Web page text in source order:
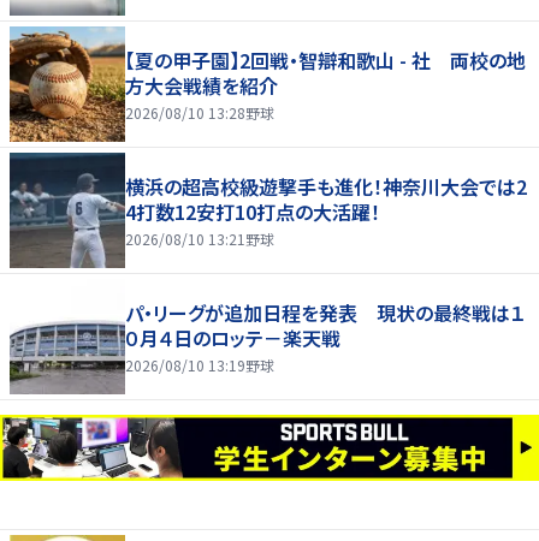
【夏の甲子園】2回戦・智辯和歌山 - 社 両校の地
方大会戦績を紹介
2026/08/10 13:28野球
横浜の超高校級遊撃手も進化！神奈川大会では2
4打数12安打10打点の大活躍！
2026/08/10 13:21 野球
パ・リーグが追加日程を発表 現状の最終戦は１
０月４日のロッテ－楽天戦
2026/08/10 13:19野球